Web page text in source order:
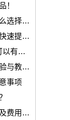
！
安阳道口镇星驿付POS机办理该怎么选择合适的机器呢？
一站式办理杞县刷卡扫码POS机：快速提供便捷的支付服务！
博爱县一个人能申请几个pos机（可以有多个pos机吗）
在濮阳被忽悠办理了个POS机：经验与教训！
事项
新乡原阳县微智能POS机办理流程及费用全面讲解！